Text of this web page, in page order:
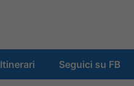
Itinerari Seguici su FB